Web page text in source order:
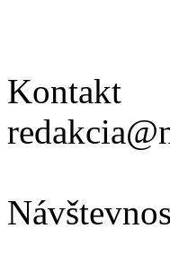
Kontakt